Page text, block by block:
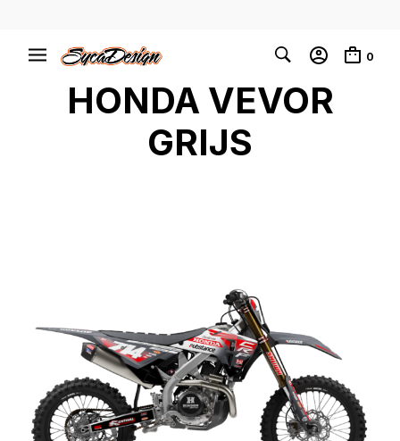
0
HONDA VEVOR
GRIJS